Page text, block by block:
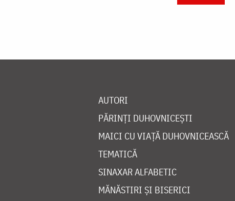
AUTORI
PĂRINȚI DUHOVNICEȘTI
MAICI CU VIAȚĂ DUHOVNICEASCĂ
TEMATICĂ
SINAXAR ALFABETIC
MĂNĂSTIRI ȘI BISERICI